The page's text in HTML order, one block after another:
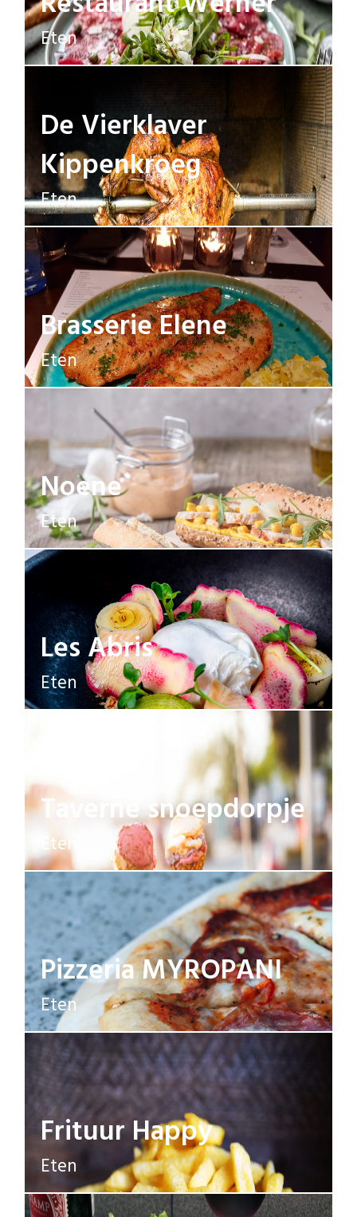
Eten
De Vierklaver
Kippenkroeg
Eten
Brasserie Elene
Eten
Noene
Eten
Les Abris
Eten
Taverne snoepdorpje
Eten
Pizzeria MYROPANI
Eten
Frituur Happy
Eten